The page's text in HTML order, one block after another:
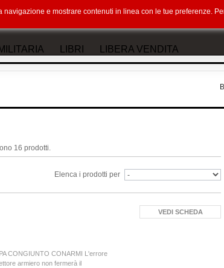
MILITARIA LIBRI LIBERA VENDITA
16 prodotti.
Elenca i prodotti per
CONGIUNTO CONARMI L'errore
armiero non fermerà il
VEDI SCHEDA
e mostrare contenuti in linea con le tue preferenze.